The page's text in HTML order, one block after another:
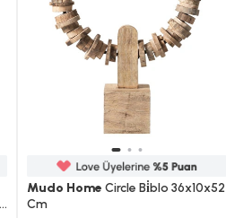
Mudo Home Circle Bi̇blo 36x10x52
Cm